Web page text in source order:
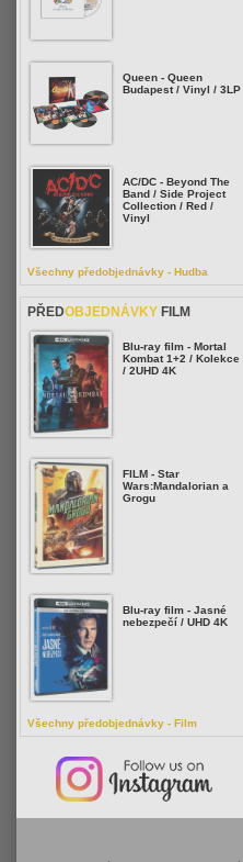
Queen - Queen
Budapest / Vinyl / 3LP
AC/DC - Beyond The
Band / Side Project
Collection / Red /
Vinyl
Všechny předobjednávky - Hudba
PŘEDOBJEDNÁVKY FILM
Blu-ray film - Mortal
Kombat 1+2 / Kolekce
/ 2UHD 4K
FILM - Star
Wars:Mandalorian a
Grogu
Blu-ray film - Jasné
nebezpečí / UHD 4K
Všechny předobjednávky - Film